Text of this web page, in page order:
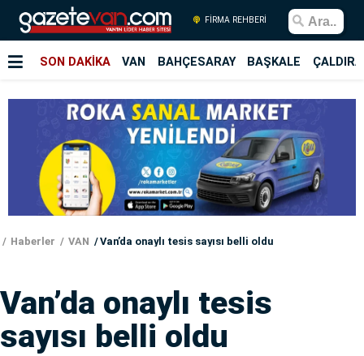
FİRMA REHBERİ
SON DAKİKA VAN BAHÇESARAY BAŞKALE
Haberler VAN Van’da onaylı tesis sayısı belli oldu
Van’da onaylı tesis
sayısı belli oldu